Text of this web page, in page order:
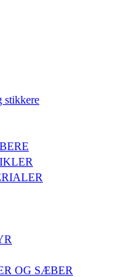
stikkere
OG SÆBER